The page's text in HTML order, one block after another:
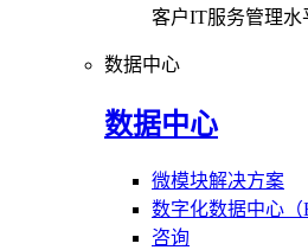
客户IT服务管理水
数据中心
数据中心
微模块解决方案
数字化数据中心（
咨询